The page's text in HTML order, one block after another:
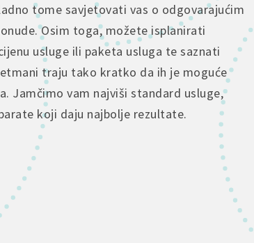
tome savjetovati vas o odgovarajućim
Osim toga, možete isplanirati
usluge ili paketa usluga te saznati
traju tako kratko da ih je moguće
Jamčimo vam najviši standard usluge,
koji daju najbolje rezultate.